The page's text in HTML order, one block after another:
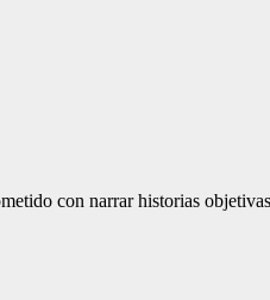
con narrar historias